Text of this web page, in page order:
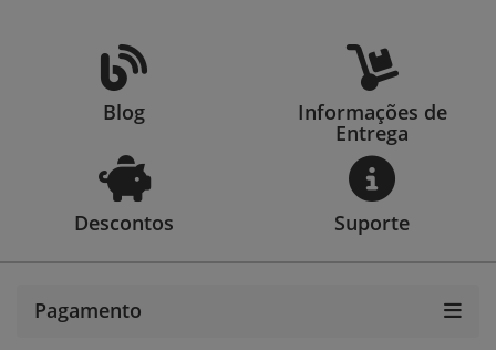
Blog Informações de
Entrega
Descontos Suporte
Pagamento